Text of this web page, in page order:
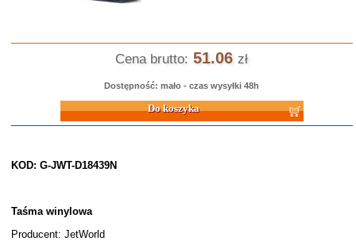
Cena brutto: 51.06 zł
Dostępność: mało - czas wysyłki 48h
Do koszyka
KOD: G-JWT-D18439N
Taśma winylowa
Producent: JetWorld